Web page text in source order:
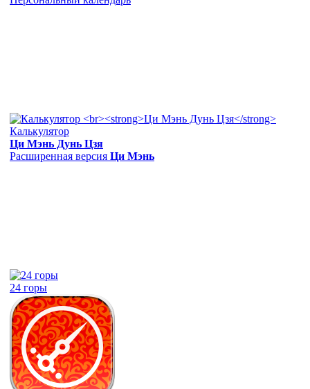
Калькулятор
Ци Мэнь Дунь Цзя
Расширенная версия Ци Мэнь
24 горы